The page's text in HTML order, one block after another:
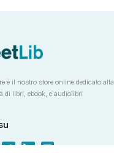
è il nostro store online dedicato alla
di libri, ebook, e audiolibri